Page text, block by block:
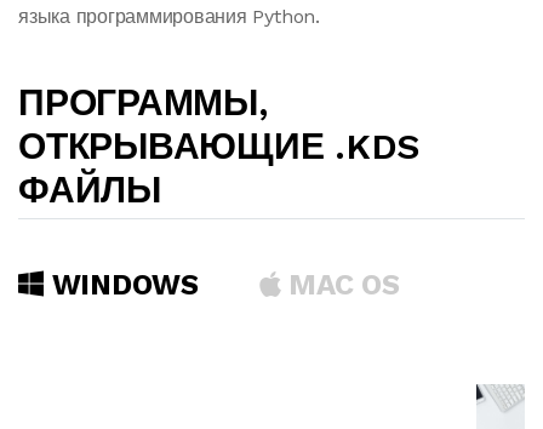
языка программирования Python.
ПРОГРАММЫ,
ОТКРЫВАЮЩИЕ .KDS
ФАЙЛЫ
WINDOWS MAC OS